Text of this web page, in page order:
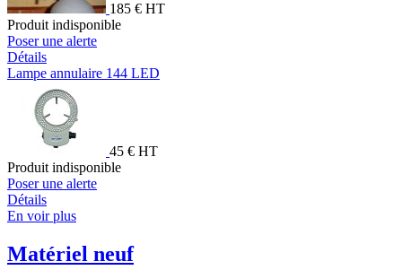
185 € HT
Produit indisponible
Poser une alerte
Détails
Lampe annulaire 144 LED
45 € HT
Produit indisponible
Poser une alerte
Détails
En voir plus
Matériel neuf